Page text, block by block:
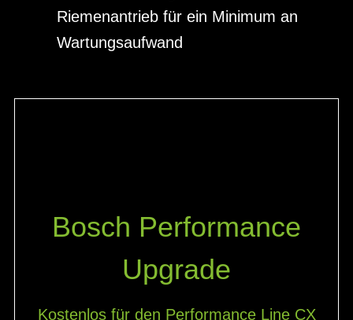
Riemenantrieb für ein Minimum an
Wartungsaufwand
Bosch Performance
Upgrade
Kostenlos für den Performance Line CX